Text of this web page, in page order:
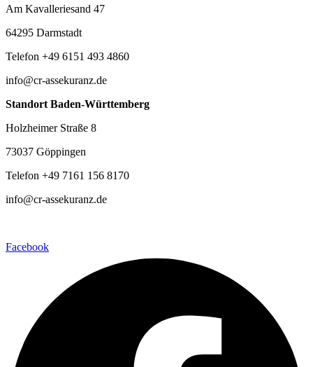
Am Kavalleriesand 47
64295 Darmstadt
Telefon +49 6151 493 4860
info@cr-assekuranz.de
Standort Baden-Württemberg
Holzheimer Straße 8
73037 Göppingen
Telefon +49 7161 156 8170
info@cr-assekuranz.de
Facebook